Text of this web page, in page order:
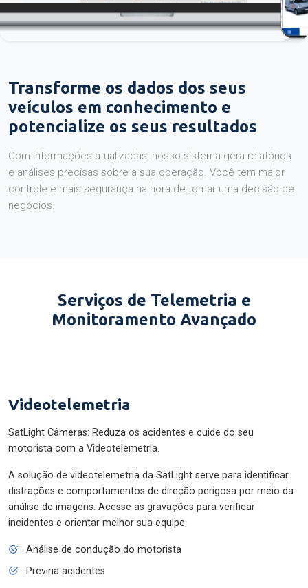
Transforme os dados dos seus
veículos em conhecimento e
potencialize os seus resultados
Com informações atualizadas, nosso sistema gera relatórios
e análises precisas sobre a sua operação. Você tem maior
controle e mais segurança na hora de tomar uma decisão de
negócios.
Serviços de Telemetria e
Monitoramento Avançado
Videotelemetria
SatLight Câmeras: Reduza os acidentes e cuide do seu
motorista com a Videotelemetria.
A solução de videotelemetria da SatLight serve para identificar
distrações e comportamentos de direção perigosa por meio da
análise de imagens. Acesse as gravações para verificar
incidentes e orientar melhor sua equipe.
Análise de condução do motorista
Previna acidentes